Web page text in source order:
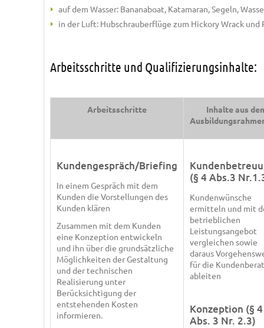
auf dem Wasser: Bananaboat, Katamaran, Segeln,
in der Luft: Hubschrauberflüge zum Hickory Wrack und
Arbeitsschritte und Qualifizierungsinhalte:
Arbeitsschritte
Inhalte aus
Kundengespräch/Briefing
In einem Gespräch mit dem
Kunden die Vorstellungen des
Kunden klären
Zusammen mit dem Kunden
eine Konzeption entwickeln
und ihn über die grundsätzliche
Möglichkeiten der Gestaltung
und der technischen
Realisierung unter
Berücksichtigung der
entstehenden Kosten
informieren.
(§ 4 Abs.3
Kundenwünsche
ermitteln und mit
betrieblichen
Leistungsangebot
vergleichen sowie
daraus
für die
ableiten
Konzeption (§ 4
Abs. 3 Nr. 2.3)